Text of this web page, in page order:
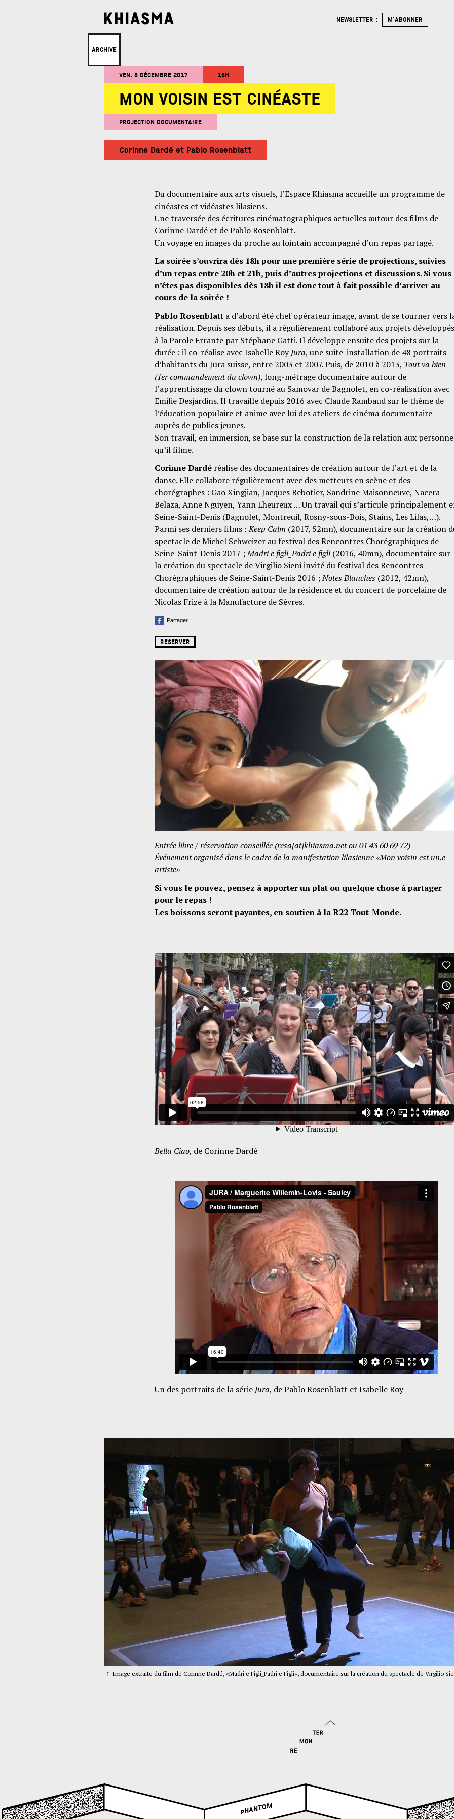
NEWSLETTER : M'ABONNER
ARCHIVE
VEN. 8 DÉCEMBRE 2017 18H
MON VOISIN EST CINÉASTE
PROJECTION DOCUMENTAIRE
Corinne Dardé et Pablo Rosenblatt
Du documentaire aux arts visuels, l’Espace Khiasma accueille un programme de
cinéastes et vidéastes lilasiens.
Une traversée des écritures cinématographiques actuelles autour des films de
Corinne Dardé et de Pablo Rosenblatt.
Un voyage en images du proche au lointain accompagné d’un repas partagé.
La soirée s’ouvrira dès 18h pour une première série de projections, suivies
d’un repas entre 20h et 21h, puis d’autres projections et discussions. Si vous
n’êtes pas disponibles dès 18h il est donc tout à fait possible d’arriver au
cours de la soirée !
Pablo Rosenblatta d’abord été chef opérateur image, avant de se tourner vers
réalisation. Depuis ses débuts, il a régulièrement collaboré aux projets développés
à la Parole Errante par Stéphane Gatti. Il développe ensuite des projets sur la
durée : il co-réalise avec Isabelle RoyJura, une suite-installation de 48 portraits
d’habitants du Jura suisse, entre 2003 et 2007. Puis, de 2010 à 2013, Tout va bien
(1er commandement du clown), long-métrage documentaire autour de
l’apprentissage du clown tourné au Samovar de Bagnolet, en co-réalisation avec
Emilie Desjardins. Il travaille depuis 2016 avec Claude Rambaud sur le thème de
l’éducation populaire et anime avec lui des ateliers de cinéma documentaire
auprès de publics jeunes.
Son travail, en immersion, se base sur la construction de la relation aux
qu’il filme.
Corinne Dardéréalise des documentaires de création autour de l’art et de la
danse. Elle collabore régulièrement avec des metteurs en scène et des
chorégraphes : Gao Xingjian, Jacques Rebotier, Sandrine Maisonneuve, Nacera
Belaza, Anne Nguyen, Yann Lheureux … Un travail qui s’articule principalement
Seine-Saint-Denis (Bagnolet, Montreuil, Rosny-sous-Bois, Stains, Les Lilas,…).
Parmi ses derniers films :Keep Calm (2017, 52mn), documentaire sur la création
spectacle de Michel Schweizer au festival des Rencontres Chorégraphiques de
Seine-Saint-Denis 2017 ;Madri e figli_Padri e figli(2016, 40mn), documentaire sur
la création du spectacle de Virgilio Sieni invité du festival des Rencontres
Chorégraphiques de Seine-Saint-Denis 2016 ;Notes Blanches(2012, 42mn),
documentaire de création autour de la résidence et du concert de porcelaine de
Nicolas Frize à la Manufacture de Sèvres.
Partager
RESERVER
Entrée libre / réservation conseillée (resa[at]khiasma.net ou 01 43 60 69 72)
Événement organisé dans le cadre de la manifestation lilasienne «Mon voisin est un.e
artiste»
Si vous le pouvez, pensez à apporter un plat ou quelque chose à partager
pour le repas !
Les boissons seront payantes, en soutien à laR22 Tout-Monde.
Bella Ciao, de Corinne Dardé
Un des portraits de la série Jura, de Pablo Rosenblatt et Isabelle Roy
Image extraite du film de Corinne Dardé, «Madri e Figli_Padri e Figli», documentaire sur la création du spectacle de Virgilio
PHANTOM